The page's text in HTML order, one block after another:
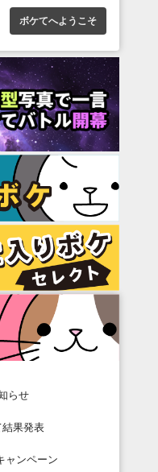
ボケてへようこそ
らせ
果発表
ャンペーン